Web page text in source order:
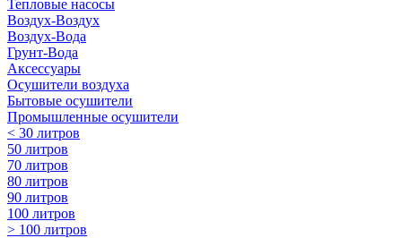
Тепловые насосы
Воздух-Воздух
Воздух-Вода
Грунт-Вода
Аксессуары
Осушители воздуха
Бытовые осушители
Промышленные осушители
< 30 литров
50 литров
70 литров
80 литров
90 литров
100 литров
> 100 литров